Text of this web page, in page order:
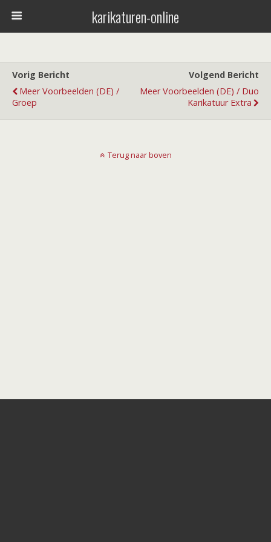
karikaturen-online
Vorig Bericht
Meer Voorbeelden (DE) /
Groep
Volgend Bericht
Meer Voorbeelden (DE) / Duo
Karikatuur Extra
Terug naar boven